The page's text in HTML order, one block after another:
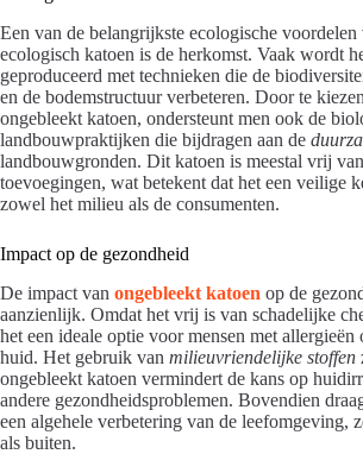
Een van de belangrijkste ecologische voordelen
ecologisch katoen is de herkomst. Vaak wordt
geproduceerd met technieken die de
en de bodemstructuur verbeteren. Door te
ongebleekt katoen, ondersteunt men ook de
landbouwpraktijken die bijdragen aan de
landbouwgronden. Dit katoen is meestal vrij
toevoegingen, wat betekent dat het een veilige
zowel het milieu als de consumenten.
Impact op de gezondheid
De impact van ongebleekt katoen op de
aanzienlijk. Omdat het vrij is van schadelijke
het een ideale optie voor mensen met allergieën
huid. Het gebruik van milieuvriendelijke stoffen
ongebleekt katoen vermindert de kans op
andere gezondheidsproblemen. Bovendien
een algehele verbetering van de leefomgeving,
als buiten.